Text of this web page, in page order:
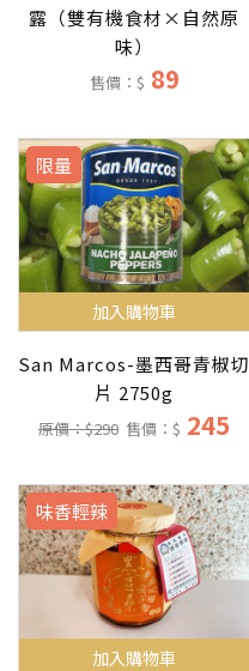
露（雙有機食材×自然原
味）
售價：$ 89
限量
加入購物車
San Marcos-墨西哥青椒切
片 2750g
原價：$290 售價：$ 245
味香輕辣
加入購物車